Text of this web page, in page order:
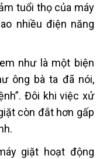
tuổi thọ của máy
nhiều điện năng
như là một biện
ông bà ta đã nói,
Đôi khi việc xử
còn đắt hơn gấp
giặt hoạt động